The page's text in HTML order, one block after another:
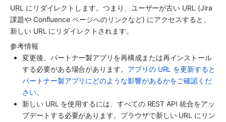
URL にリダイレクトします。つまり、ユーザーが古い URL (Jira
課題や Confluence ページへのリンクなど) にアクセスすると、
新しい URL にリダイレクトされます。
参考情報
変更後、パートナー製アプリを再構成または再インストール
する必要がある場合があります。 アプリの URL を更新すると
パートナー製アプリにどのような影響があるかをご確認くだ
さい。
新しい URL を使用するには、すべての REST API 統合をアッ
プデートする必要があります。ブラウザで新しい URL にリン